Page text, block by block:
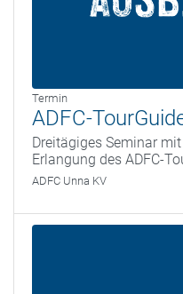
Termin
ADFC-
Dreitägiges Seminar
Erlangung des ADFC-
ADFC Unna KV